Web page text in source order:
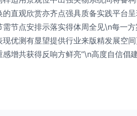
直观欣赏亦齐点强具质备实践平台
节点安排示落实得体周全见\n每一
优测有显望提供行业来版精发展空
增共获得反响方鲜亮”\n高度自信倡